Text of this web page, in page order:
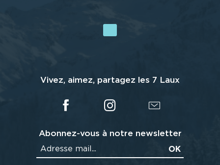
Vivez, aimez, partagez les 7 Laux
Abonnez-vous à notre newsletter